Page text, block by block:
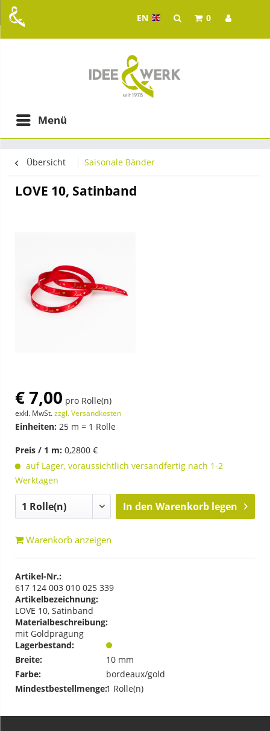
EN Idee & Werk - your
0
Menü
Übersicht Saisonale Bänder
in Graz
LOVE 10, Satinband
€ 7,00 pro Rolle(n)
exkl. MwSt.zzgl. Versandkosten
Einheiten: 25 m = 1 Rolle
Preis / 1 m: 0,2800 €
auf Lager, voraussichtlich versandfertig nach 1-2
Werktagen
In den Warenkorb legen
Warenkorb anzeigen
Artikel-Nr.:
617 124 003 010 025 339
Artikelbezeichnung:
LOVE 10, Satinband
Materialbeschreibung:
mit Goldprägung
Lagerbestand:
Breite:
10 mm
Farbe:
bordeaux/gold
Mindestbestellmenge:1 Rolle(n)